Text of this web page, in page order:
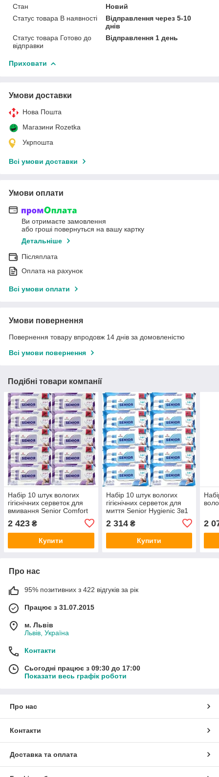
Стан
Новий
Статус товара В наявності
Відправлення через 5-10
днів
Статус товара Готово до
відправки
Відправлення 1 день
Приховати
Умови доставки
Нова Пошта
Магазини Rozetka
Укрпошта
Всі умови доставки
Умови оплати
Ви отримаєте замовлення
або гроші повернуться на вашу картку
Детальніше
Післяплата
Оплата на рахунок
Всі умови оплати
Умови повернення
Повернення товару впродовж 14 днів за домовленістю
Всі умови повернення
Подібні товари компанії
Набір 10 штук вологих
гігієнічних серветок для
вмивання Senior Comfort
2 423 ₴
Купити
Набір 10 штук вологих
гігієнічних серветок для
миття Senior Hygienic 3в1
2 314₴
Купити
2
Про нас
95% позитивних з 422 відгуків за рік
Працює з 31.07.2015
м. Львів
Львів, Україна
Контакти
Сьогодні працює з 09:30 до 17:00
Показати весь графік роботи
Про нас
Контакти
Доставка та оплата